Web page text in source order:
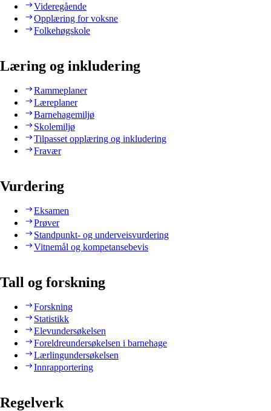
Videregående
Opplæring for voksne
Folkehøgskole
Læring og inkludering
Rammeplaner
Læreplaner
Barnehagemiljø
Skolemiljø
Tilpasset opplæring og inkludering
Fravær
Vurdering
Eksamen
Prøver
Standpunkt- og underveisvurdering
Vitnemål og kompetansebevis
Tall og forskning
Forskning
Statistikk
Elevundersøkelsen
Foreldreundersøkelsen i barnehage
Lærlingundersøkelsen
Innrapportering
Regelverk